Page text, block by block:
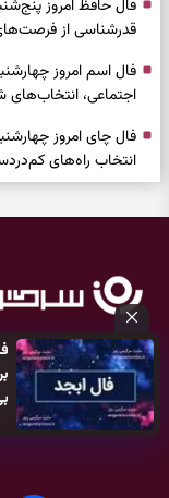
قدرشناسی از
اجتماعی،
انتخاب راه‌های
انتخاب چیزی که ارزش
فرصت دارید
کوچک و حفظ مسیرهای
طرز تهیه لوبیا پلو
کلیه حقوق مادی و
می‌باشد و هر گونه